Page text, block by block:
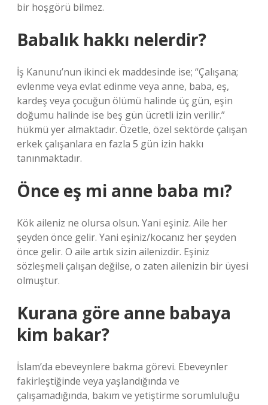
bir hoşgörü bilmez.
Babalık hakkı nelerdir?
İş Kanunu’nun ikinci ek maddesinde ise; “Çalışana;
evlenme veya evlat edinme veya anne, baba, eş,
kardeş veya çocuğun ölümü halinde üç gün, eşin
doğumu halinde ise beş gün ücretli izin verilir.”
hükmü yer almaktadır. Özetle, özel sektörde çalışan
erkek çalışanlara en fazla 5 gün izin hakkı
tanınmaktadır.
Önce eş mi anne baba mı?
Kök aileniz ne olursa olsun. Yani eşiniz. Aile her
şeyden önce gelir. Yani eşiniz/kocanız her şeyden
önce gelir. O aile artık sizin ailenizdir. Eşiniz
sözleşmeli çalışan değilse, o zaten ailenizin bir üyesi
olmuştur.
Kurana göre anne babaya
kim bakar?
İslam’da ebeveynlere bakma görevi. Ebeveynler
fakirleştiğinde veya yaşlandığında ve
çalışamadığında, bakım ve yetiştirme sorumluluğu